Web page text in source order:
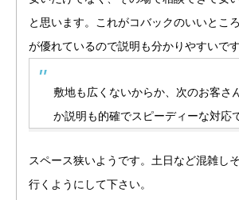
と思います。これがコバックのいいとこ
が優れているので説明も分かりやすいです
敷地も広くないからか、次のお客さ
か説明も的確でスピーディーな対応
スペース狭いようです。土日など混雑し
行くようにして下さい。